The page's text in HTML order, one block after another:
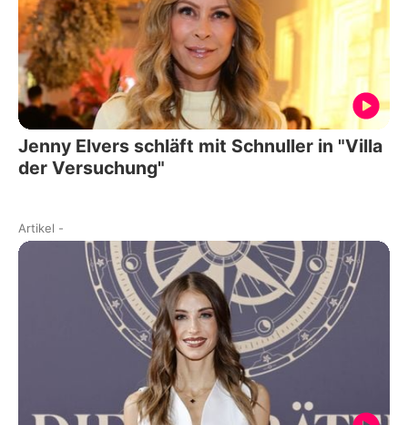
Jenny Elvers schläft mit Schnuller in "Villa
der Versuchung"
Artikel -